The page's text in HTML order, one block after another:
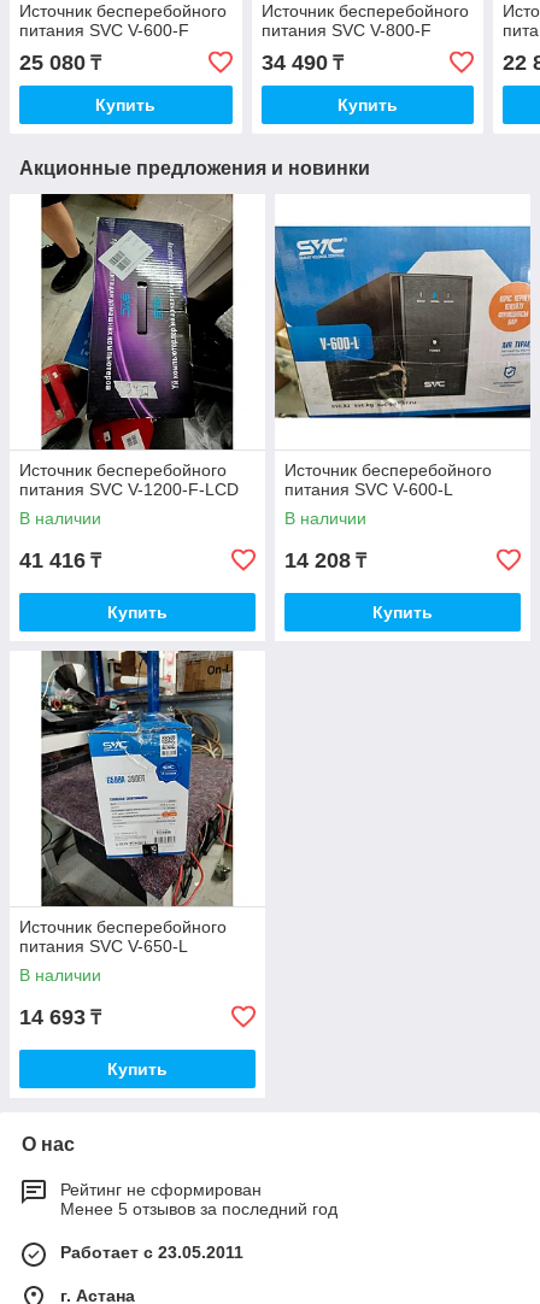
Источник бесперебойного
питания SVC V-600-F
25 080 ₸
Купить
Источник бесперебойного
питания SVC V-800-F
34 490₸
Купить
22
Акционные предложения и новинки
Источник бесперебойного
питания SVC V-1200-F-LCD
В наличии
41 416 ₸
Купить
Источник бесперебойного
питания SVC V-600-L
В наличии
14 208 ₸
Купить
Источник бесперебойного
питания SVC V-650-L
В наличии
14 693 ₸
Купить
О нас
Рейтинг не сформирован
Менее 5 отзывов за последний год
Работает с 23.05.2011
г. Астана